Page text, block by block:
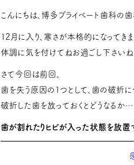
こんにちは、博多プライベート歯科の
12月に入り、寒さが本格的になってきま
体調に気を付けてねお過ごし下さいね
さて今回は前回、
歯を失う原因の1つとして、歯の破折に
破折した歯を放っておくとどうなるか…
歯が割れたりヒビが入った状態を放置